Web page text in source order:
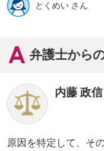
とくめい さん
弁護士から
内藤 政信
原因を特定して、そ